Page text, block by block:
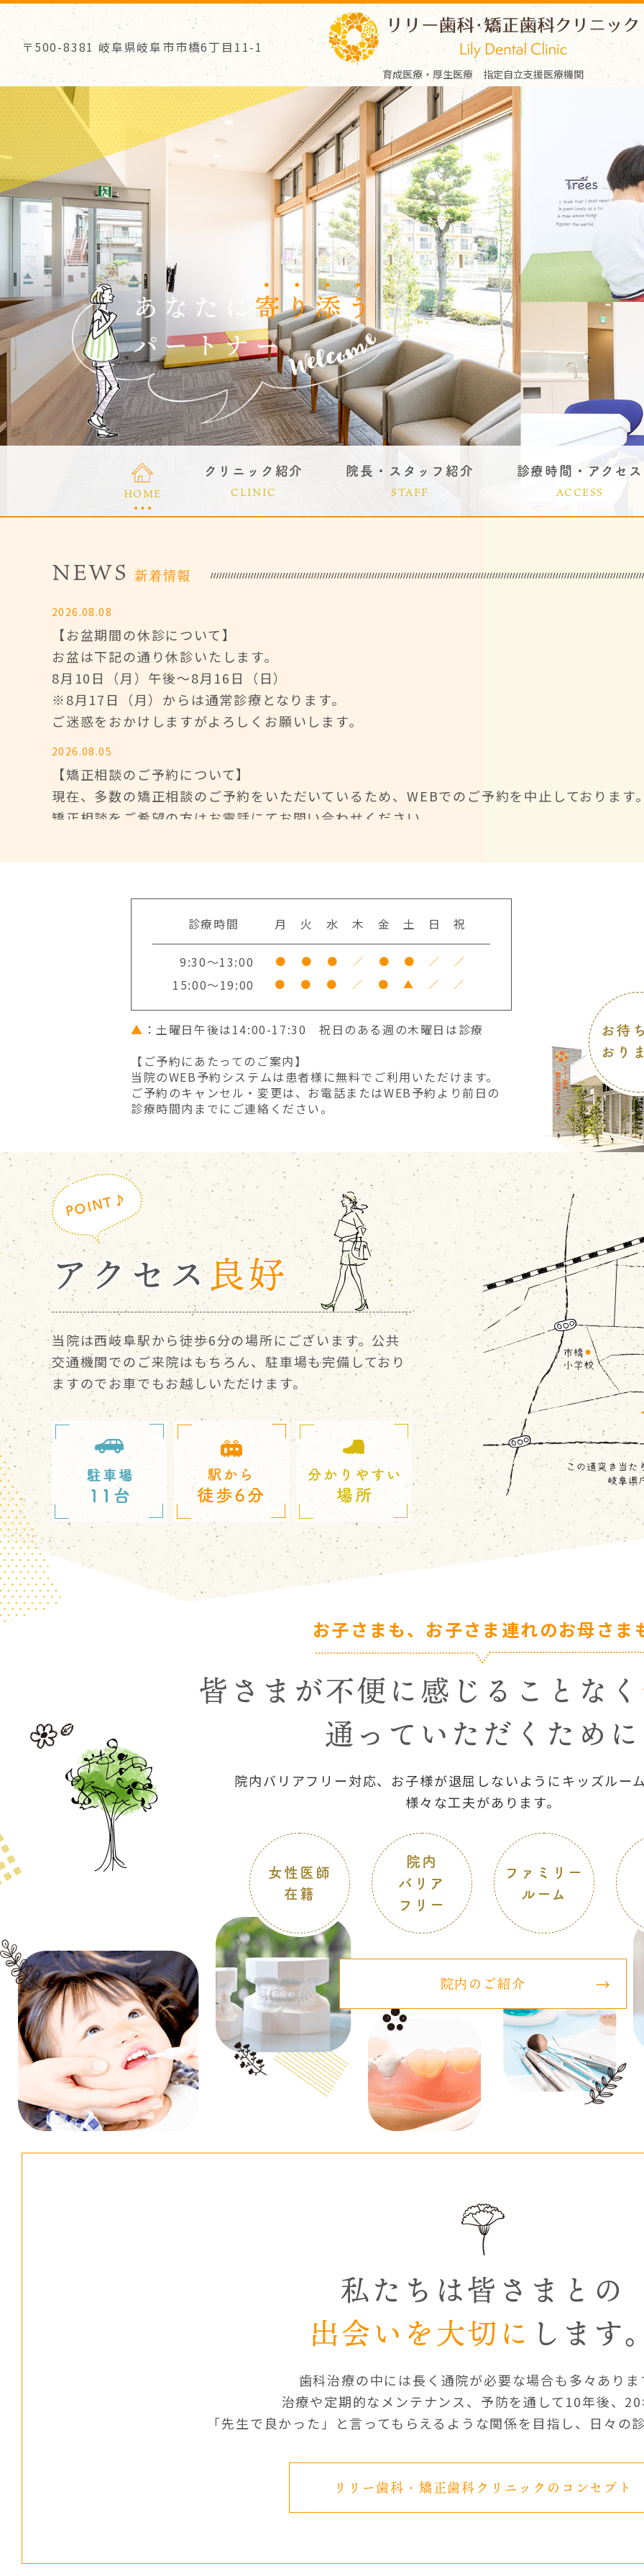
〒500-8381 岐阜県岐阜市市橋6丁目11-1
育成医療・厚生医療 指定自立支援医療機関
HOME
クリニック紹介
CLINIC
院長・スタッフ紹介
STAFF
診療時間・アクセス
ACCESS
NEWS 新着情報
2026.08.08
【お盆期間の休診について】
お盆は下記の通り休診いたします。
8月10日（月）午後～8月16日（日）
※8月17日（月）からは通常診療となります。
ご迷惑をおかけしますがよろしくお願いします。
2026.08.05
【矯正相談のご予約について】
現在、多数の矯正相談のご予約をいただいているため、WEBでのご予約を中止しております
矯正相談をご希望の方はお電話にてお問い合わせください。
ご不便をおかけいたしますが何卒宜しくお願い致します。
【年末年始の休診について】
2025年12月27日（土）は13:00までの診療となります。
年末年始は下記の通り休診いたします。
2025年12月27日（土）14:00～2026年1月4日（日）
※1月5日からは通常診療となります。
ご迷惑をおかけしますがよろしくお願いいたします。
【休診のお知らせ】
11月1日（土）は休診となります。
ご不便をおかけいたしますが何卒宜しくお願い致します。
診療時間 月 火 水 木 金 土 日 祝
9:30～13:00 ● ● ● ／ ● ● ／ ／
15:00～19:00 ● ● ● ／ ● ▲ ／ ／
▲ ：土曜日午後は14:00-17:30 祝日のある週の木曜日は診療
【ご予約にあたってのご案内】
当院のWEB予約システムは患者様に無料でご利用いただけます。
ご予約のキャンセル・変更は、お電話またはWEB予約より前日の
診療時間内までにご連絡ください。
アクセス良好
当院は西岐阜駅から徒歩6分の場所にございます。公共
交通機関でのご来院はもちろん、駐車場も完備しており
ますのでお車でもお越しいただけます。
お子さまも、お子さま連れのお母さま
皆さまが不便に感じることなく
通っていただくために
院内バリアフリー対応、 お子様が退屈しないようにキッズルー
様々な工夫があります。
女性医師
在籍
院内
バリア
フリー
ファミリー
ルーム
院内のご紹介
私たちは皆さまとの
出会いを大切に します
歯科治療の中には長く通院が必要な場合も多々ありま
治療や定期的なメンテナンス、予防を通して10年後、
「先生で良かった」と言ってもらえるような関係を目指し、
日々の
リリー歯科・矯正歯科クリニックのコンセプト